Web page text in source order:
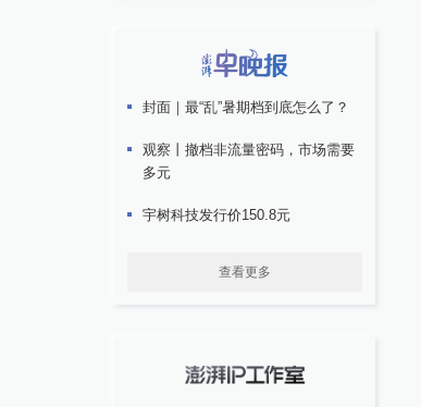
封面｜最“乱”暑期档到底怎么了？
观察丨撤档非流量密码，市场需要
多元
宇树科技发行价150.8元
查看更多